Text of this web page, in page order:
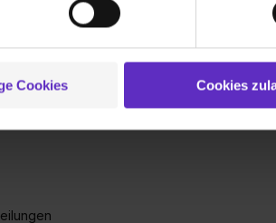
Daten zusammen, die du ihnen
Media und Marketing“ bist du auch
jeweiligen Inhalt erteilen. Willst du nur
und klick auf „Auswahl erlauben“.
„Statistiken“ und „Social Media
die USA (Art. 49 Abs. 1 S. 1 lit. a) DS-
Cookies Cookies